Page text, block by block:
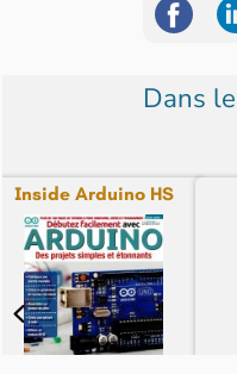
Dans
Inside Arduino HS